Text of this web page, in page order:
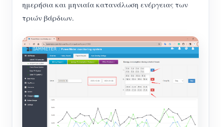
ημερήσια και μηνιαία κατανάλωση ενέργειας των
τριών βάρδιων.